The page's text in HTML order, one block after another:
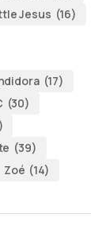
Jesus (16)
(17)
(30)
(39)
Zoé (14)